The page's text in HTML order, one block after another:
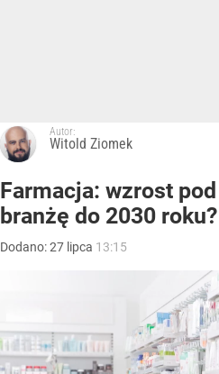
Autor:
Witold Ziomek
Farmacja: wzrost
branżę do 2030 roku?
Dodano:27 lipca 13:15